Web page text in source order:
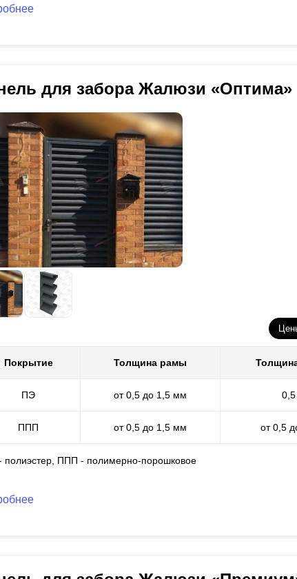
для забора Жалюзи «Оптима»
Покрытие Толщина рамы
ПЭ от 0,5 до 1,5 мм
ППП от 0,5 до 1,5 мм от 0,5
полиэстер, ППП - полимерно-порошковое